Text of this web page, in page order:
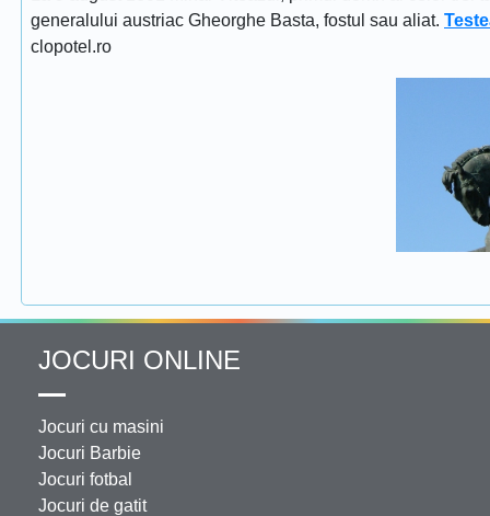
generalului austriac Gheorghe Basta, fostul sau aliat.
clopotel.ro
JOCURI ONLINE
Jocuri cu masini
Jocuri Barbie
Jocuri fotbal
Jocuri de gatit